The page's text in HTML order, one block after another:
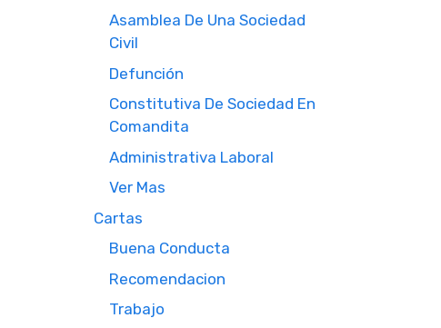
Asamblea De Una Sociedad
Civil
Defunción
Constitutiva De Sociedad En
Comandita
Administrativa Laboral
Ver Mas
Cartas
Buena Conducta
Recomendacion
Trabajo